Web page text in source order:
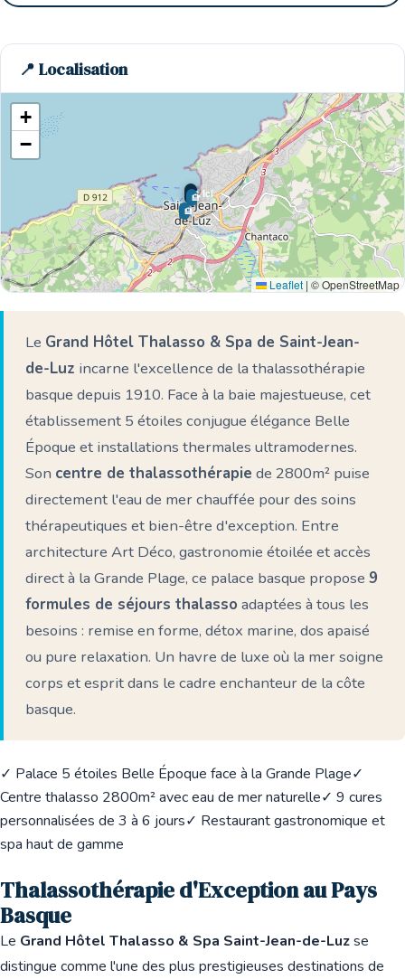
📍 Localisation
🌊 Ici
🏨
🏨
+
−
Leaflet | © OpenStreetMap
Le Grand Hôtel Thalasso & Spa de Saint-Jean-
de-Luz incarne l'excellence de la thalassothérapie
basque depuis 1910. Face à la baie majestueuse, cet
établissement 5 étoiles conjugue élégance Belle
Époque et installations thermales ultramodernes.
Son centre de thalassothérapie de 2800m² puise
directement l'eau de mer chauffée pour des soins
thérapeutiques et bien-être d'exception. Entre
architecture Art Déco, gastronomie étoilée et accès
direct à la Grande Plage, ce palace basque propose 9
formules de séjours thalasso adaptées à tous les
besoins : remise en forme, détox marine, dos apaisé
ou pure relaxation. Un havre de luxe où la mer soigne
corps et esprit dans le cadre enchanteur de la côte
basque.
✓ Palace 5 étoiles Belle Époque face à la Grande Plage✓
Centre thalasso 2800m² avec eau de mer naturelle✓ 9 cures
personnalisées de 3 à 6 jours✓ Restaurant gastronomique et
spa haut de gamme
Thalassothérapie d'Exception au Pays
Basque
Le Grand Hôtel Thalasso & Spa Saint-Jean-de-Luzse
distingue comme l'une des plus prestigieuses destinations de